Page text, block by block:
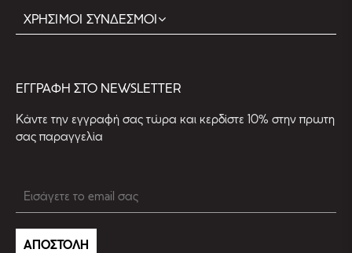
ΧΡΗΣΙΜΟΙ ΣΥΝΔΕΣΜΟΙ
EΓΓΡΑΦΗ ΣΤΟ NEWSLETTER
Kάντε την εγγραφή σας τώρα και κερδίστε 10% στην πρωτη
σας παραγγελία
ΑΠΟΣΤΟΛΗ